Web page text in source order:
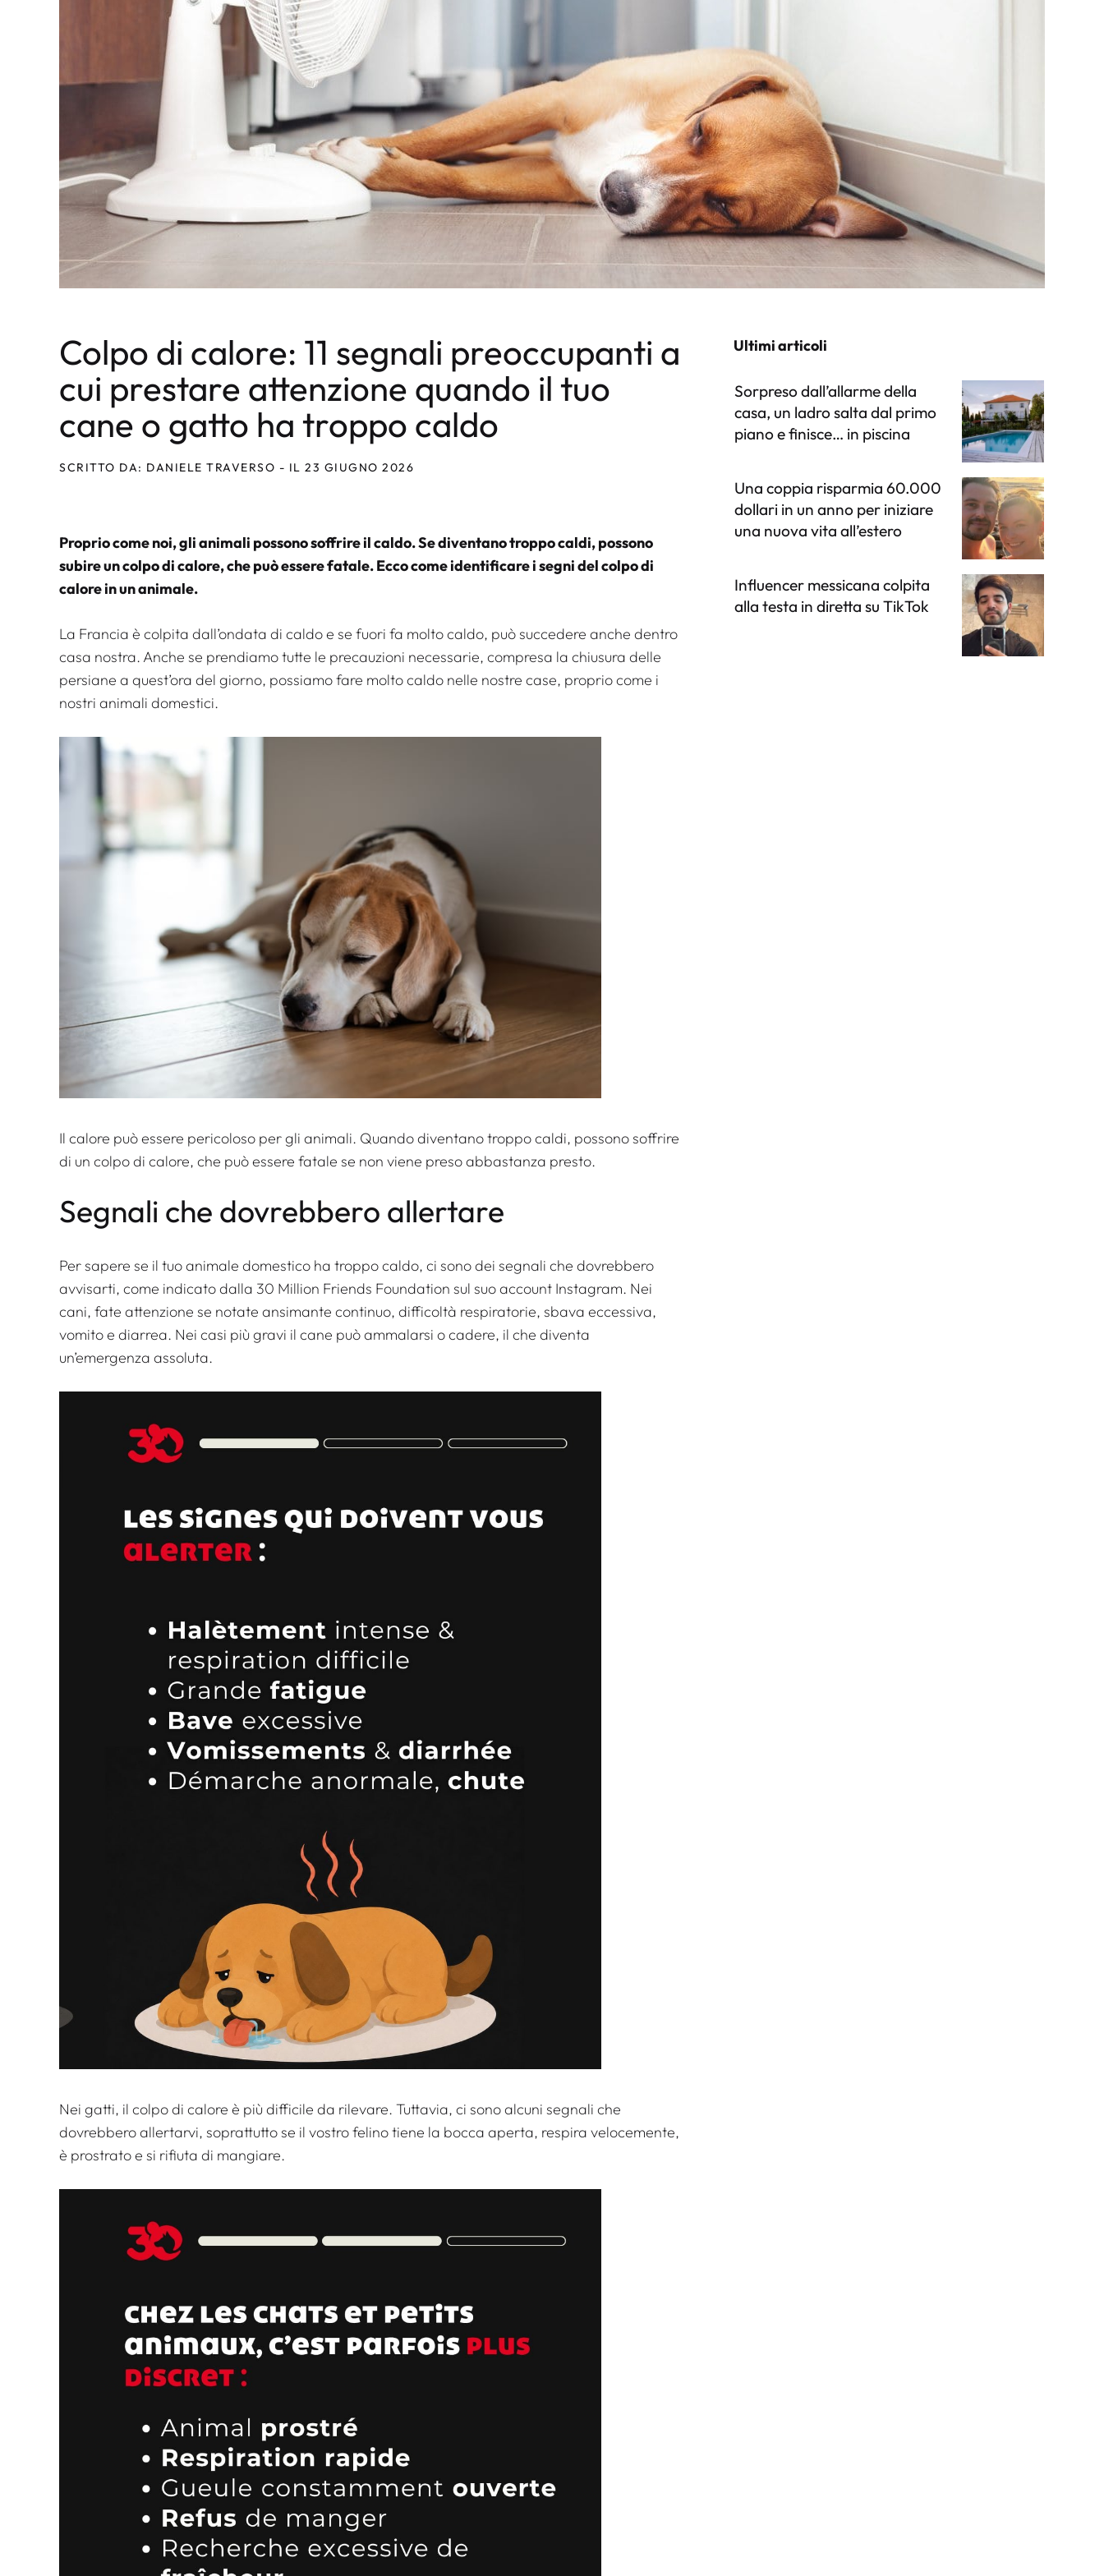
Colpo di calore: 11 segnali preoccupanti a
cui prestare attenzione quando il tuo
cane o gatto ha troppo caldo
SCRITTO DA: DANIELE TRAVERSO - IL 23 GIUGNO 2026
Proprio come noi, gli animali possono soffrire il caldo. Se diventano troppo caldi, possono
subire un colpo di calore, che può essere fatale. Ecco come identificare i segni del colpo di
calore in un animale.
La Francia è colpita dall’ondata di caldo e se fuori fa molto caldo, può succedere anche dentro
casa nostra. Anche se prendiamo tutte le precauzioni necessarie, compresa la chiusura delle
persiane a quest’ora del giorno, possiamo fare molto caldo nelle nostre case, proprio come i
nostri animali domestici.
Il calore può essere pericoloso per gli animali. Quando diventano troppo caldi, possono soffrire
di un colpo di calore, che può essere fatale se non viene preso abbastanza presto.
Segnali che dovrebbero allertare
Per sapere se il tuo animale domestico ha troppo caldo, ci sono dei segnali che dovrebbero
avvisarti, come indicato dalla 30 Million Friends Foundation sul suo account Instagram. Nei
cani, fate attenzione se notate ansimante continuo, difficoltà respiratorie, sbava eccessiva,
vomito e diarrea. Nei casi più gravi il cane può ammalarsi o cadere, il che diventa
un’emergenza assoluta.
Nei gatti, il colpo di calore è più difficile da rilevare. Tuttavia, ci sono alcuni segnali che
dovrebbero allertarvi, soprattutto se il vostro felino tiene la bocca aperta, respira velocemente,
è prostrato e si rifiuta di mangiare.
Ultimi articoli
Sorpreso dall’allarme della
casa, un ladro salta dal primo
piano e finisce… in piscina
Una coppia risparmia 60.000
dollari in un anno per iniziare
una nuova vita all’estero
Influencer messicana colpita
alla testa in diretta su TikTok